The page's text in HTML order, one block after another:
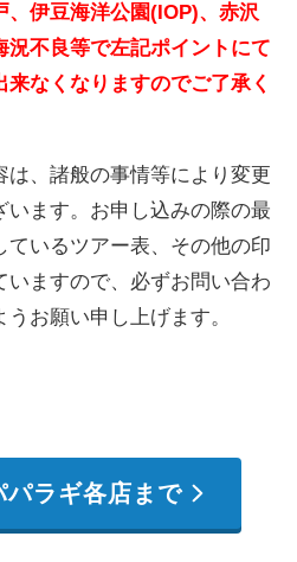
伊豆海洋公園(IOP)、赤沢
況不良等で左記ポイントにて
なくなりますのでご了承く
、諸般の事情等により変更
います。お申し込みの際の最
ているツアー表、その他の印
いますので、必ずお問い合わ
お願い申し上げます。
パラギ各店まで